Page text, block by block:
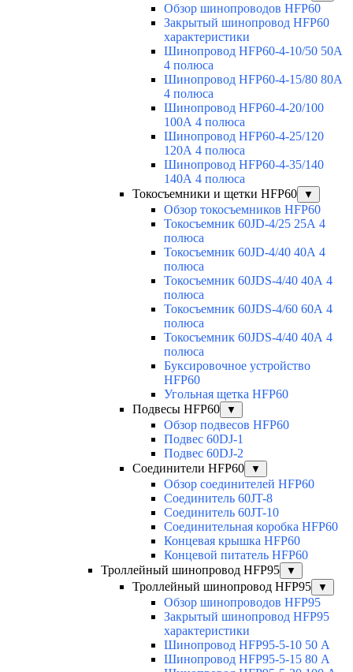
Обзор шинопроводов HFP60
Закрытый шинопровод HFP60
характеристики
Шинопровод HFP60-4-10/50 50А
4 полюса
Шинопровод HFP60-4-15/80 80А
4 полюса
Шинопровод HFP60-4-20/100
100А 4 полюса
Шинопровод HFP60-4-25/120
120А 4 полюса
Шинопровод HFP60-4-35/140
140А 4 полюса
Токосъемники и щетки HFP60
▼
Обзор токосъемников HFP60
Токосъемник 60JD-4/25 25А 4
полюса
Токосъемник 60JD-4/40 40А 4
полюса
Токосъемник 60JDS-4/40 40А 4
полюса
Токосъемник 60JDS-4/60 60А 4
полюса
Токосъемник 60JDS-4/40 40А 4
полюса
Буксировочное устройство
HFP60
Угольная щетка HFP60
Подвесы HFP60
▼
Обзор подвесов HFP60
Подвес 60DJ-1
Подвес 60DJ-2
Соединители HFP60
▼
Обзор соединителей HFP60
Соединитель 60JT-8
Соединитель 60JT-10
Соединительная коробка HFP60
Концевая крышка HFP60
Концевой питатель HFP60
Троллейный шинопровод HFP95
▼
Троллейный шинопровод HFP95 ▼
Обзор шинопроводов HFP95
Закрытый шинопровод HFP95
характеристики
Шинопровод HFP95-5-10 50 А
Шинопровод HFP95-5-15 80 А